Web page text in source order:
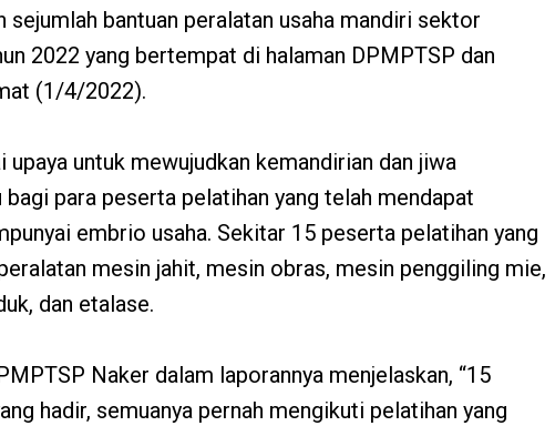
sejumlah bantuan peralatan usaha mandiri sektor
2022 yang bertempat di halaman DPMPTSP dan
(1/4/2022).
upaya untuk mewujudkan kemandirian dan jiwa
bagi para peserta pelatihan yang telah mendapat
embrio usaha. Sekitar 15 peserta pelatihan yang
mesin jahit, mesin obras, mesin penggiling mie,
dan etalase.
Naker dalam laporannya menjelaskan, “15
hadir, semuanya pernah mengikuti pelatihan yang